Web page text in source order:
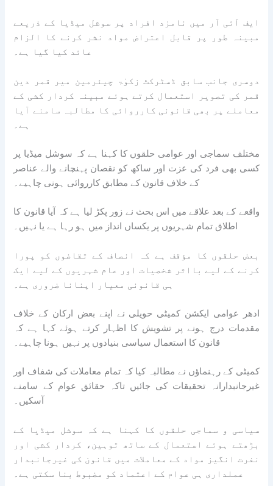
ایف آئی آر میں نامزد افراد پر سوشل میڈیا کے ذریعے
مبینہ طور پر قابل اعتراض مواد نشر کرنے کا الزام
عائد کیا گیا ہے۔
دوسری جانب سابق ڈسٹرکٹ زکوٰۃ چیئرمین میر قمر دین
قمر کی تصویر استعمال کرتے ہوئے مبینہ کردار کشی کے
معاملے پر بھی قانونی کارروائی کا مطالبہ سامنے آیا
ہے۔
مختلف سماجی اور عوامی حلقوں کا کہنا ہے کہ سوشل میڈیا پر
کسی بھی فرد کی عزت اور ساکھ کو نقصان پہنچانے والے عناصر
کے خلاف قانون کے مطابق کارروائی ہونی چاہیے۔
واقعے کے بعد علاقے میں اس بحث نے زور پکڑ لیا ہے کہ آیا قانون کا
اطلاق تمام شہریوں پر یکساں انداز میں ہو رہا ہے یا نہیں۔
بعض حلقوں کا مؤقف ہے کہ انصاف کے تقاضوں کو پورا
کرنے کے لیے بااثر شخصیات اور عام شہریوں کے لیے ایک
ہی قانونی معیار اپنانا ضروری ہے۔
ادھر عوامی ایکشن کمیٹی حویلی نے اپنے بعض ارکان کے خلاف
مقدمات درج ہونے پر تشویش کا اظہار کرتے ہوئے کہا ہے کہ
قانون کا استعمال سیاسی بنیادوں پر نہیں ہونا چاہیے۔
کمیٹی کے رہنماؤں نے مطالبہ کیا کہ تمام معاملات کی شفاف اور
غیرجانبدارانہ تحقیقات کی جائیں تاکہ حقائق عوام کے سامنے
آسکیں۔
سیاسی و سماجی حلقوں کا کہنا ہے کہ سوشل میڈیا کے
بڑھتے ہوئے استعمال کے ساتھ توہین، کردار کشی اور
نفرت انگیز مواد کے معاملات میں قانون کی غیرجانبدار
عملداری ہی عوام کے اعتماد کو مضبوط بنا سکتی ہے۔